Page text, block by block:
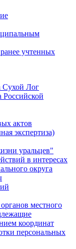
учтенных
Сухой Лог
Российской
актов
экспертиза)
уральцев"
в интересах
округа
местного
координат
персональных